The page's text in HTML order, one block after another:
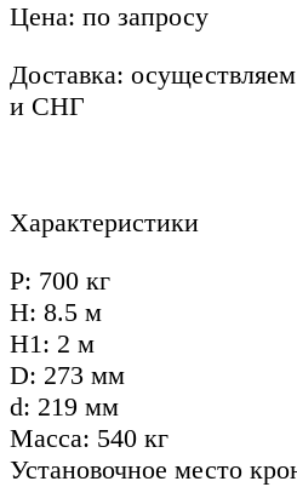
Цена: по запросу
Доставка:
и СНГ
Характеристики
P: 700 кг
H: 8.5 м
Н1: 2 м
D: 273 мм
d: 219 мм
Масса: 540 кг
Установочное место